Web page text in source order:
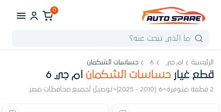
0
الرئيسية ام جي 6 حساسات الشكمان
قطع غيار حساسات الشكمان ام جي 6
2 قطعة متوفرة •
6 (2010 - 2025)
•توصيل لجميع محافظات مصر